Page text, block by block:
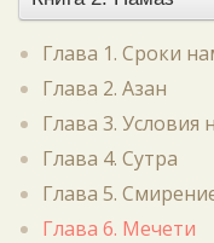
Глава 1. Сроки
Глава 2. Азан
Глава 3. Условия
Глава 4. Сутра
Глава 5.
Глава 6. Мечети